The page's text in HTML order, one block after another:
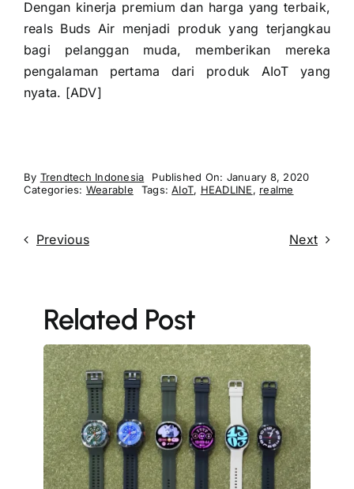
Dengan kinerja premium dan harga yang terbaik,
reals Buds Air menjadi produk yang terjangkau
bagi pelanggan muda, memberikan mereka
pengalaman pertama dari produk AIoT yang
nyata. [ADV]
By Trendtech Indonesia
Published On: January 8, 2020
Categories: Wearable Tags:AIoT, HEADLINE, realme
Previous Next
Related Post